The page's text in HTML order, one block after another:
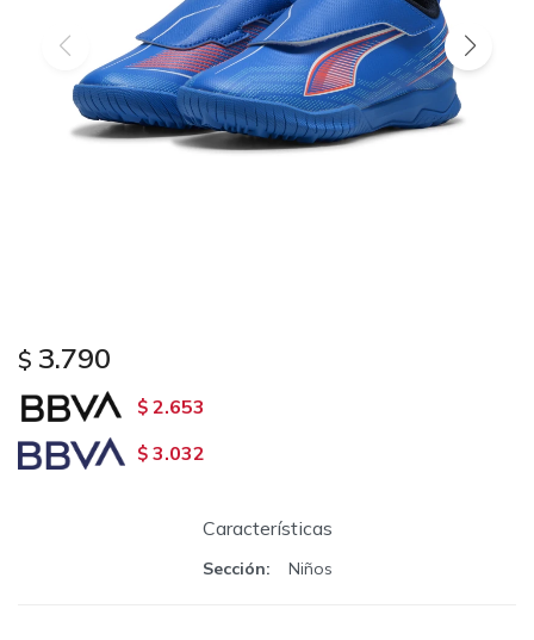
$ 3.790
$ 2.653
$ 3.032
Características
Sección Niños